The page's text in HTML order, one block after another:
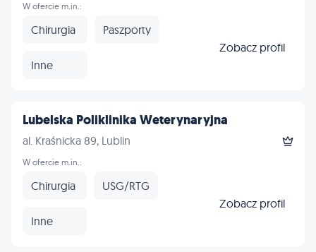
W ofercie m.in.:
Chirurgia Paszporty
Inne
Zobacz profil
Lubelska Poliklinika Weterynaryjna
al. Kraśnicka 89, Lublin
W ofercie m.in.:
Chirurgia USG/RTG
Inne
Zobacz profil